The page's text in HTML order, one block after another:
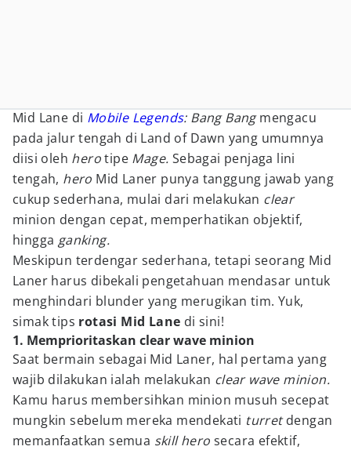
Mid Lane di Mobile Legends: Bang Bangmengacu
pada jalur tengah di Land of Dawn yang umumnya
diisi oleh herotipe Mage. Sebagai penjaga lini
tengah, hero Mid Laner punya tanggung jawab yang
cukup sederhana, mulai dari melakukan clear
minion dengan cepat, memperhatikan objektif,
hingga ganking.
Meskipun terdengar sederhana, tetapi seorang Mid
Laner harus dibekali pengetahuan mendasar untuk
menghindari blunder yang merugikan tim. Yuk,
simak tips rotasi Mid Lane di sini!
1. Memprioritaskan clear wave minion
Saat bermain sebagai Mid Laner, hal pertama yang
wajib dilakukan ialah melakukan clear wave minion.
Kamu harus membersihkan minion musuh secepat
mungkin sebelum mereka mendekati turretdengan
memanfaatkan semua skill herosecara efektif,